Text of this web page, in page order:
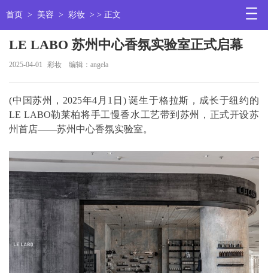
首页 > 美容 > 彩妆 > > 正文
LE LABO 苏州中心香氛实验室正式启幕
2025-04-01 彩妆 编辑：angela
(中国苏州，2025年4月1日) 诞生于格拉斯，成长于纽约的
LE LABO勒莱柏将手工慢香水工艺带到苏州，正式开设苏
州首店——苏州中心香氛实验室。